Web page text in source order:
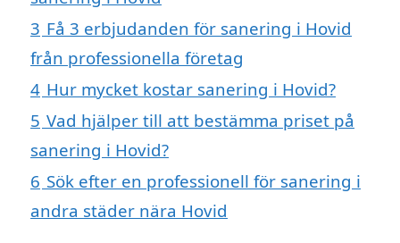
3 Få 3 erbjudanden för sanering i Hovid
från professionella företag
4 Hur mycket kostar sanering i Hovid?
5 Vad hjälper till att bestämma priset på
sanering i Hovid?
6 Sök efter en professionell för sanering i
andra städer nära Hovid